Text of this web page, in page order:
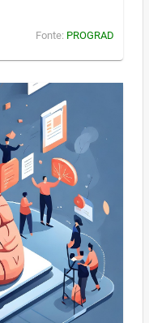
Fonte: PROGRAD